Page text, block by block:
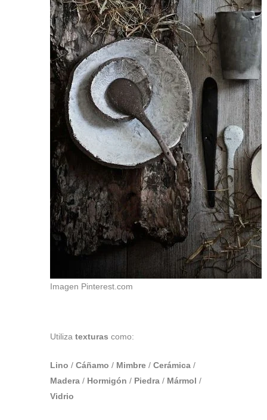
Imagen Pinterest.com
Utiliza texturas como:
Lino / Cáñamo / Mimbre / Cerámica /
Madera / Hormigón / Piedra / Mármol /
Vidrio